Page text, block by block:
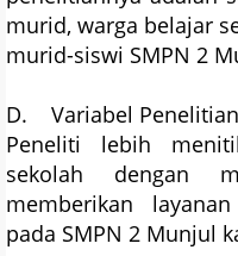
murid, warga belajar
murid-siswi SMPN 2
D. Variabel Penelitian
Peneliti lebih
sekolah dengan
memberikan
pada SMPN 2 Munjul